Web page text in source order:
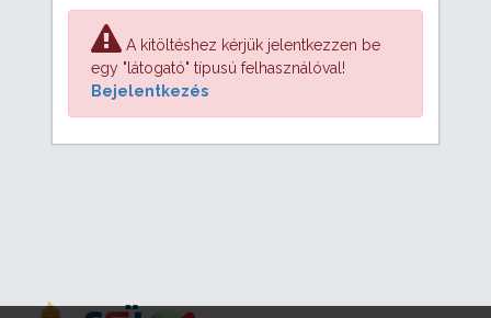
A kitöltéshez kérjük jelentkezzen be
egy "látogató" típusú felhasználóval!
Bejelentkezés